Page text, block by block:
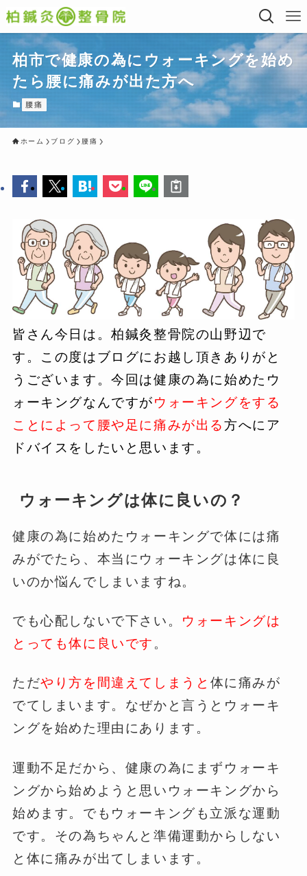
柏市で健康の為にウォーキングを始め
たら腰に痛みが出た方へ
腰痛
ホーム ブログ 腰痛
皆さん今日は。柏鍼灸整骨院の山野辺で
す。この度はブログにお越し頂きありがと
うございます。今回は健康の為に始めたウ
ォーキングなんですがウォーキングをする
ことによって腰や足に痛みが出る方へにア
ドバイスをしたいと思います。
ウォーキングは体に良いの？
健康の為に始めたウォーキングで体には痛
みがでたら、本当にウォーキングは体に良
いのか悩んでしまいますね。
でも心配しないで下さい。 ウォーキングは
とっても体に良いです 。
ただやり方を間違えてしまうと 体に痛みが
でてしまいます。なぜかと言うとウォーキ
ングを始めた理由にあります。
運動不足だから、健康の為にまずウォーキ
ングから始めようと思いウォーキングから
始めます。でもウォーキングも立派な運動
です。その為ちゃんと準備運動からしない
と体に痛みが出てしまいます。